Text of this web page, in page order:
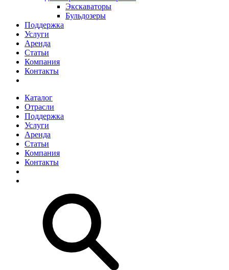
Экскаваторы
Бульдозеры
Поддержка
Услуги
Аренда
Статьи
Компания
Контакты
Каталог
Отрасли
Поддержка
Услуги
Аренда
Статьи
Компания
Контакты